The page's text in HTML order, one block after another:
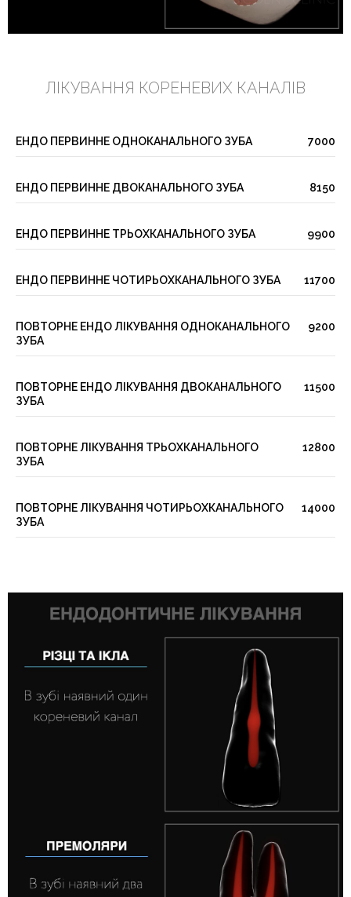
ЛІКУВАННЯ КОРЕНЕВИХ КАНАЛІВ
ЕНДО ПЕРВИННЕ ОДНОКАНАЛЬНОГО ЗУБА 7000
ЕНДО ПЕРВИННЕ ДВОКАНАЛЬНОГО ЗУБА 8150
ЕНДО ПЕРВИННЕ ТРЬОХКАНАЛЬНОГО ЗУБА 9900
ЕНДО ПЕРВИННЕ ЧОТИРЬОХКАНАЛЬНОГО ЗУБА 11700
ПОВТОРНЕ ЕНДО ЛІКУВАННЯ ОДНОКАНАЛЬНОГО
ЗУБА
9200
ПОВТОРНЕ ЕНДО ЛІКУВАННЯ ДВОКАНАЛЬНОГО
ЗУБА
11500
ПОВТОРНЕ ЛІКУВАННЯ ТРЬОХКАНАЛЬНОГО
ЗУБА
12800
ПОВТОРНЕ ЛІКУВАННЯ ЧОТИРЬОХКАНАЛЬНОГО
ЗУБА
14000